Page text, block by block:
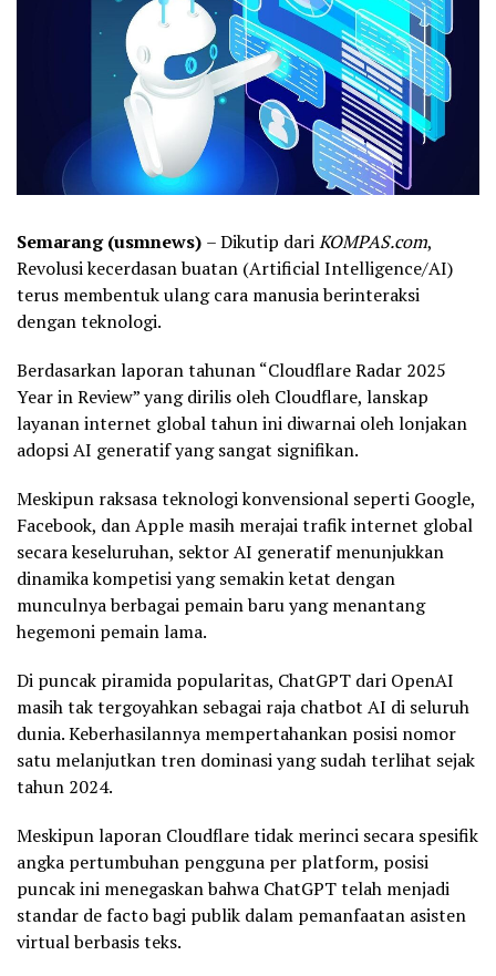
Semarang (usmnews) – Dikutip dariKOMPAS.com,
Revolusi kecerdasan buatan (Artificial Intelligence/AI)
terus membentuk ulang cara manusia berinteraksi
dengan teknologi.
Berdasarkan laporan tahunan “Cloudflare Radar 2025
Year in Review” yang dirilis oleh Cloudflare, lanskap
layanan internet global tahun ini diwarnai oleh lonjakan
adopsi AI generatif yang sangat signifikan.
Meskipun raksasa teknologi konvensional seperti Google,
Facebook, dan Apple masih merajai trafik internet global
secara keseluruhan, sektor AI generatif menunjukkan
dinamika kompetisi yang semakin ketat dengan
munculnya berbagai pemain baru yang menantang
hegemoni pemain lama.
Di puncak piramida popularitas, ChatGPT dari OpenAI
masih tak tergoyahkan sebagai raja chatbot AI di seluruh
dunia. Keberhasilannya mempertahankan posisi nomor
satu melanjutkan tren dominasi yang sudah terlihat sejak
tahun 2024.
Meskipun laporan Cloudflare tidak merinci secara spesifik
angka pertumbuhan pengguna per platform, posisi
puncak ini menegaskan bahwa ChatGPT telah menjadi
standar de facto bagi publik dalam pemanfaatan asisten
virtual berbasis teks.